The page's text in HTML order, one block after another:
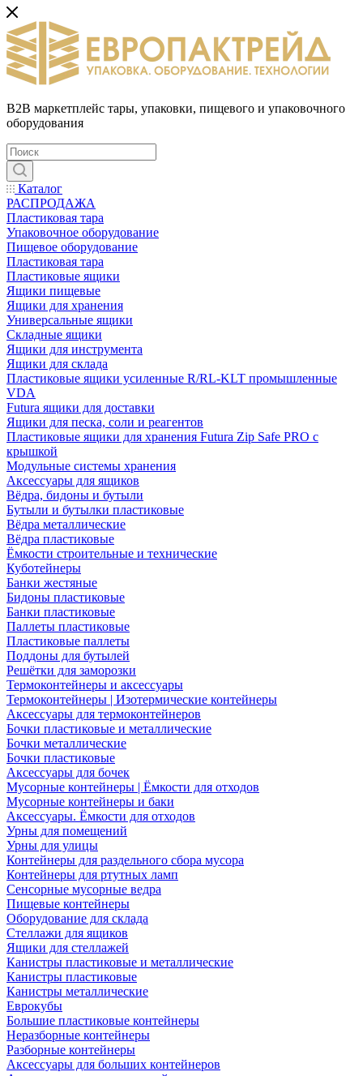
B2B маркетплейс тары, упаковки, пищевого и упаковочного
оборудования
Каталог
РАСПРОДАЖА
Пластиковая тара
Упаковочное оборудование
Пищевое оборудование
Пластиковая тара
Пластиковые ящики
Ящики пищевые
Ящики для хранения
Универсальные ящики
Складные ящики
Ящики для инструмента
Ящики для склада
Пластиковые ящики усиленные R/RL-KLT промышленные
VDA
Futura ящики для доставки
Ящики для песка, соли и реагентов
Пластиковые ящики для хранения Futura Zip Safe PRO с
крышкой
Модульные системы хранения
Аксессуары для ящиков
Вёдра, бидоны и бутыли
Бутыли и бутылки пластиковые
Вёдра металлические
Вёдра пластиковые
Ёмкости строительные и технические
Куботейнеры
Банки жестяные
Бидоны пластиковые
Банки пластиковые
Паллеты пластиковые
Пластиковые паллеты
Поддоны для бутылей
Решётки для заморозки
Термоконтейнеры и аксессуары
Термоконтейнеры | Изотермические контейнеры
Аксессуары для термоконтейнеров
Бочки пластиковые и металлические
Бочки металлические
Бочки пластиковые
Аксессуары для бочек
Мусорные контейнеры | Ёмкости для отходов
Мусорные контейнеры и баки
Аксессуары. Ёмкости для отходов
Урны для помещений
Урны для улицы
Контейнеры для раздельного сбора мусора
Контейнеры для ртутных ламп
Сенсорные мусорные ведра
Пищевые контейнеры
Оборудование для склада
Стеллажи для ящиков
Ящики для стеллажей
Канистры пластиковые и металлические
Канистры пластиковые
Канистры металлические
Еврокубы
Большие пластиковые контейнеры
Неразборные контейнеры
Разборные контейнеры
Аксессуары для больших контейнеров